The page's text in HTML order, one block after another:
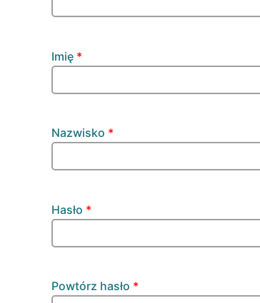
Imię *
Nazwisko *
Hasło *
Powtórz hasło *